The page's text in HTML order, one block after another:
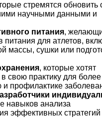
стремятся обновить
научными данными и
питания,
питания для атлетов,
сушки или
, которые хотят
свою практику для более
и профилактике
навыков анализа
эффективных